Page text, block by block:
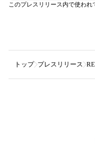
このプレスリリース内で使わ
トップ プレスリリース